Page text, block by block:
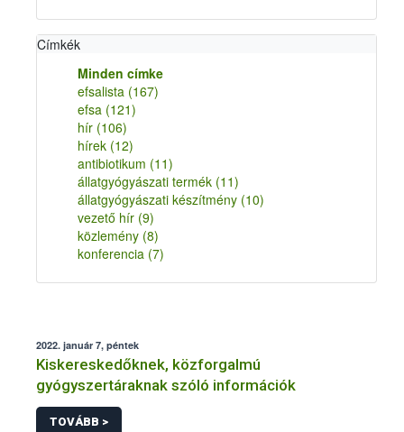
Címkék
Minden címke
efsalista (167)
efsa (121)
hír (106)
hírek (12)
antibiotikum (11)
állatgyógyászati termék (11)
állatgyógyászati készítmény (10)
vezető hír (9)
közlemény (8)
konferencia (7)
2022. január 7, péntek
Kiskereskedőknek, közforgalmú
gyógyszertáraknak szóló információk
TOVÁBB >